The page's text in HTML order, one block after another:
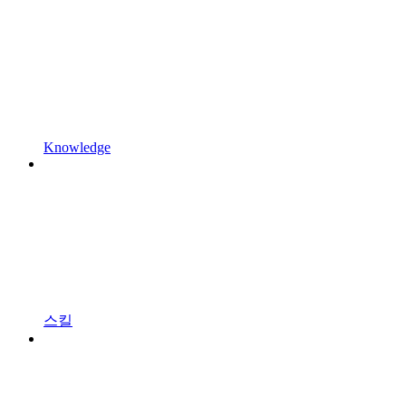
Knowledge
스킬